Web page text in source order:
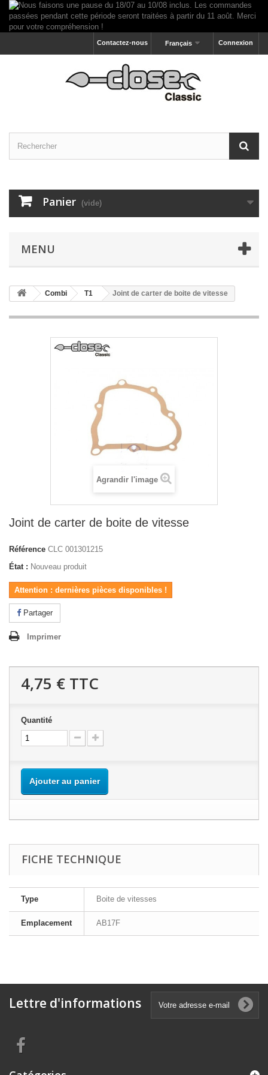
Connexion
Français
Contactez-nous
Panier (vide)
MENU
Combi T1 Joint de carter de boite de vitesse
Agrandir l'image
Joint de carter de boite de vitesse
Référence CLC 001301215
État : Nouveau produit
Attention : dernières pièces disponibles !
Partager
Imprimer
4,75 € TTC
Quantité
Ajouter au panier
FICHE TECHNIQUE
Type Boite de vitesses
Emplacement AB17F
Lettre d'informations